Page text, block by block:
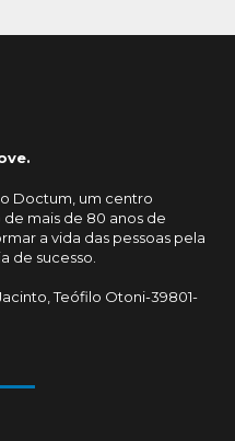
Doctum, um centro
mais de 80 anos de
a vida das pessoas pela
de sucesso.
Teófilo Otoni-39801-